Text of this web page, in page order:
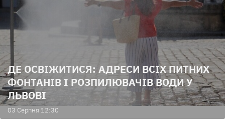
ДЕ ОСВІЖИТИСЯ: АДРЕСИ ВСІХ ПИТНИХ
ФОНТАНІВ І РОЗПИЛЮВАЧІВ ВОДИ У
ЛЬВОВІ
03 Серпня 12:30